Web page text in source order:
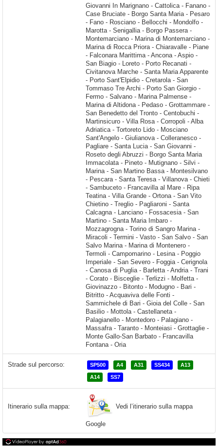
Strade sul percorso: SP500 A4 A31 SS434 A13
A14 SS7
Itinerario sulla mappa: Vedi l’itinerario sulla mappa
Google